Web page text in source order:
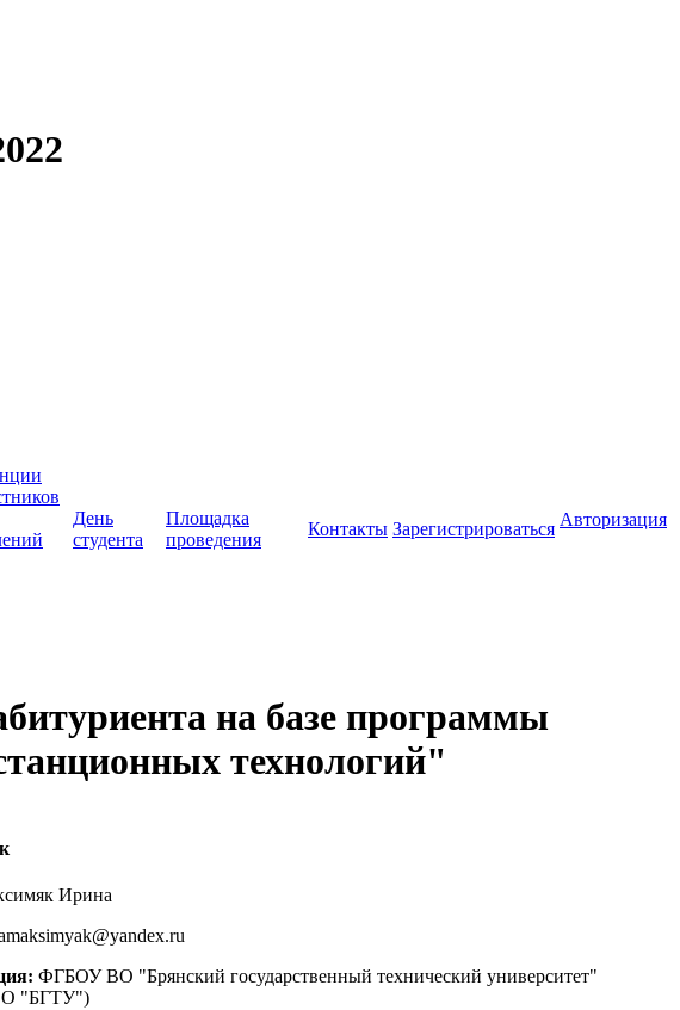
День
студента
Площадка
проведения
Контакты Зарегистрироваться Авторизация
на базе программы
технологий"
Ирина
ФГБОУ ВО "Брянский государственный технический университет"
"БГТУ")